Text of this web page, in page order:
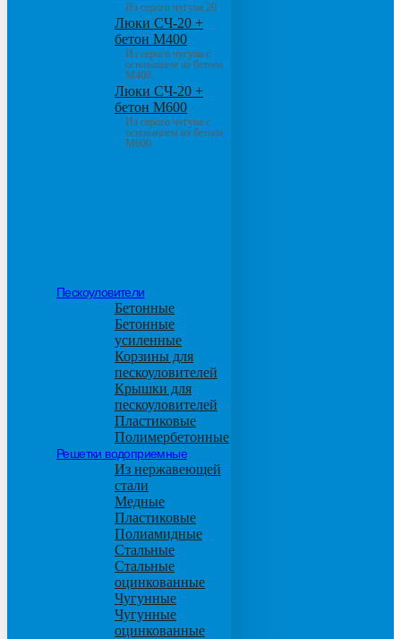
Из серого чугуна 20
Люки СЧ-20 +
бетон М400
Из серого чугуна с
основанием из бетона
М400
Люки СЧ-20 +
бетон М600
Из серого чугуна с
основанием из бетона
М600
Пескоуловители
Бетонные
Бетонные
усиленные
Корзины для
пескоуловителей
Крышки для
пескоуловителей
Пластиковые
Полимербетонные
Решетки водоприемные
Из нержавеющей
стали
Медные
Пластиковые
Полиамидные
Стальные
Стальные
оцинкованные
Чугунные
Чугунные
оцинкованные